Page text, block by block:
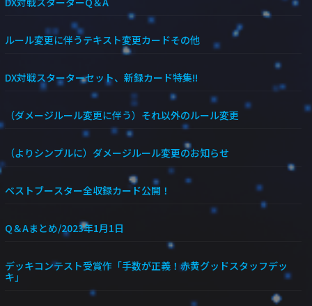
ルール変更に伴うテキスト変更カードその他
DX対戦スターターセット、新録カード特集!!
（ダメージルール変更に伴う）それ以外のルール変更
（よりシンプルに）ダメージルール変更のお知らせ
ベストブースター全収録カード公開！
Q＆Aまとめ/2023年1月1日
デッキコンテスト受賞作「手数が正義！赤黄グッドスタッフデッ
キ」